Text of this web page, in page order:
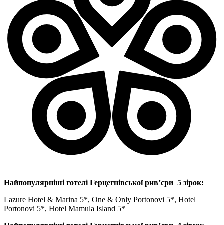
Найпопулярніші готелі Герцегнівської рив’єри 5 зірок:
Lazure Hotel & Marina 5*, One & Only Portonovi 5*, Hotel
Portonovi 5*, Hotel Mamula Island 5*